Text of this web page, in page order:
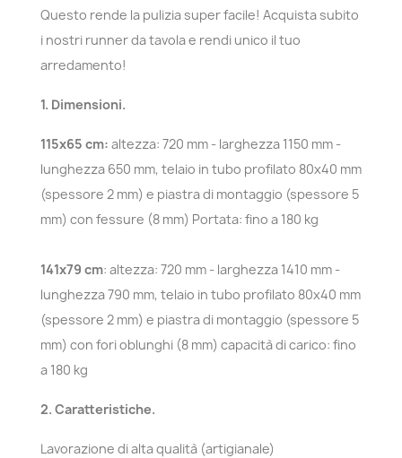
Questo rende la pulizia super facile! Acquista subito
i nostri runner da tavola e rendi unico il tuo
arredamento!
1. Dimensioni.
115x65 cm: altezza: 720 mm - larghezza 1150 mm -
lunghezza 650 mm, telaio in tubo profilato 80x40 mm
(spessore 2 mm) e piastra di montaggio (spessore 5
mm) con fessure (8 mm) Portata: fino a 180 kg
141x79 cm: altezza: 720 mm - larghezza 1410 mm -
lunghezza 790 mm, telaio in tubo profilato 80x40 mm
(spessore 2 mm) e piastra di montaggio (spessore 5
mm) con fori oblunghi (8 mm) capacità di carico: fino
a 180 kg
2. Caratteristiche.
Lavorazione di alta qualità (artigianale)